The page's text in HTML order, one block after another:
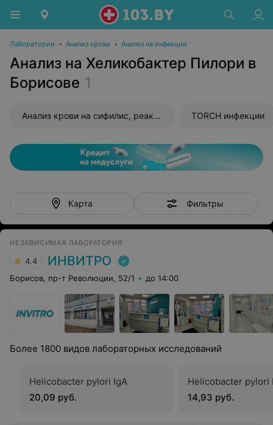
Лаборатории • Анализ крови • Анализ на инфекции
Анализ на Хеликобактер Пилори в
Борисове 1
Анализ крови на сифилис, реакция Вассермана (RW) TORCH инфекции
Карта Фильтры
НЕЗАВИСИМАЯ ЛАБОРАТОРИЯ
4.4 ИНВИТРО
Борисов, пр-т Революции, 52/1 до 14:00
Более 1800 видов лабораторных исследований
Helicobacter pylori IgA
20,09 руб.
Helicobacter pylori
14,93 руб.